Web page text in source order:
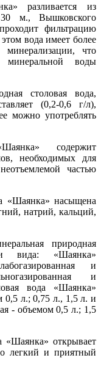
разливается из
м., Вышковского
фильтрацию
вода имеет более
что
минеральной воды
столовая вода,
(0,2-0,6 г/л),
можно употреблять
содержит
необходимых для
частью
«Шаянка» насыщена
натрий, кальций,
природная
вида: «Шаянка»
и
и
вода «Шаянка»
0,5 л.; 0,75 л., 1,5 л. и
- объемом 0,5 л.; 1,5
«Шаянка» открывает
легкий и приятный